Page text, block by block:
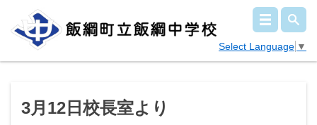
Select Language ▼
3月12日校長室より